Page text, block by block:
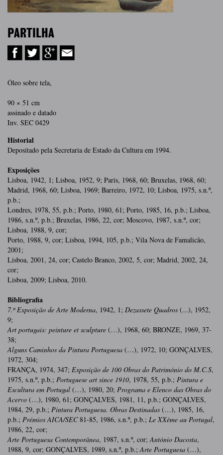
PARTILHA
Óleo sobre tela,
90 × 51 cm
assinado e datado
Inv. SEC 0429
Historial
Depositado pela Secretaria de Estado da Cultura em 1994.
Exposições
Lisboa, 1942, 1; Lisboa, 1952, 9; Paris, 1968, 60; Bruxelas, 1968, 60;
Madrid, 1968, 60; Lisboa, 1969; Barreiro, 1972, 10; Lisboa, 1975, s.n.º,
p.b.;
Londres, 1978, 55, p.b.; Porto, 1980, 61; Porto, 1985, 16, p.b.; Lisboa,
1986, s.n.º, p.b.; Bruxelas, 1986, 22, cor; Moscovo, 1987, s.n.º, cor;
Lisboa, 1988, 9, cor;
Porto, 1988, 9, cor; Lisboa, 1994, 105, p.b.; Vila Nova de Famalicão,
2001;
Lisboa, 2001, 24, cor; Castelo Branco, 2002, 5, cor; Madrid, 2002, 24,
cor;
Lisboa, 2009; Lisboa, 2010.
Bibliografia
7.ª Exposição de Arte Moderna, 1942, 1; Dezassete Quadros (...), 1952,
9;
Art portugais: peinture et sculpture (…), 1968, 60; BRONZE, 1969, 37-
38;
Alguns Caminhos da Pintura Portuguesa (…), 1972, 10; GONÇALVES,
1972, 304;
FRANÇA, 1974, 347; Exposição de 100 Obras do Património do M.C.S,
1975, s.n.º, p.b.; Portuguese art since 1910, 1978, 55, p.b.; Pintura e
Escultura em Portugal (…), 1980, 20; Programa e Elenco das Obras do
Acervo (…), 1980, 61; GONÇALVES, 1981, 11, p.b.; GONÇALVES,
1984, 29, p.b.; Pintura Portuguesa. Obras Destinadas (…), 1985, 16,
p.b.; Prémios AICA/SEC81-85, 1986, s.n.º, p.b.; Le XXème au Portugal,
1986, 22, cor;
Arte Portuguesa Contemporânea, 1987, s.n.º, cor;António Dacosta,
1988, 9, cor; GONÇALVES, 1989, s.n.º, p.b.;Arte Portuguesa (…),